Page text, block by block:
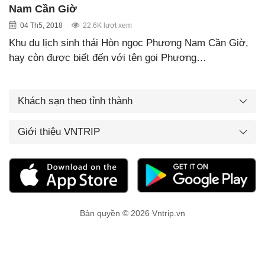
Nam Cần Giờ
04 Th5, 2018 22.6K lượt xem
Khu du lịch sinh thái Hòn ngọc Phương Nam Cần Giờ,
hay còn được biết đến với tên gọi Phương…
Khách sạn theo tỉnh thành
Giới thiệu VNTRIP
Bản quyền © 2026 Vntrip.vn